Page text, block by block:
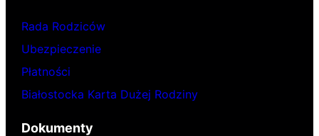
Rada Rodziców
Ubezpieczenie
Płatności
Białostocka Karta Dużej Rodziny
Dokumenty